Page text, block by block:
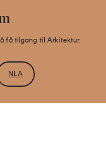
få tilgang til Arkitektur.
NLA